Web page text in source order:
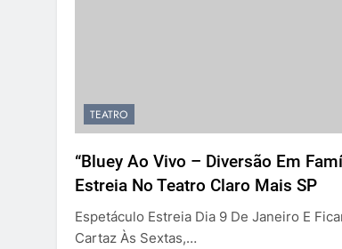
TEATRO
“Bluey Ao Vivo – Diversão Em
Estreia No Teatro Claro Mais SP
Espetáculo Estreia Dia 9 De Janeiro E
Cartaz Às Sextas,…